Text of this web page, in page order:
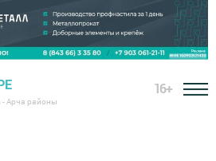
- Арча районы
16+